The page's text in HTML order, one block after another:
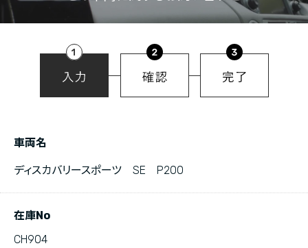
車両名
ディスカバリースポーツ SE P200
在庫No
CH904